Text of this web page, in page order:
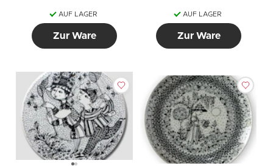
AUF LAGER
Zur Ware
AUF LAGER
Zur Ware